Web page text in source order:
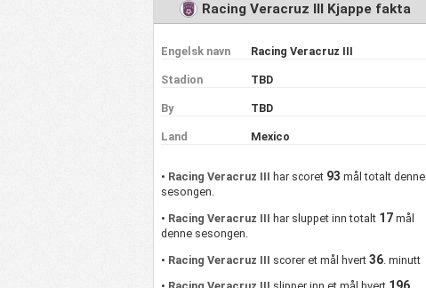
Racing Veracruz III Kjappe fakta
Engelsk navn Racing Veracruz III
Stadion TBD
By TBD
Land Mexico
• Racing Veracruz III har scoret 93 mål totalt denne
sesongen.
• Racing Veracruz III har sluppet inn totalt 17 mål
denne sesongen.
• Racing Veracruz III scorer et mål hvert36 . minutt